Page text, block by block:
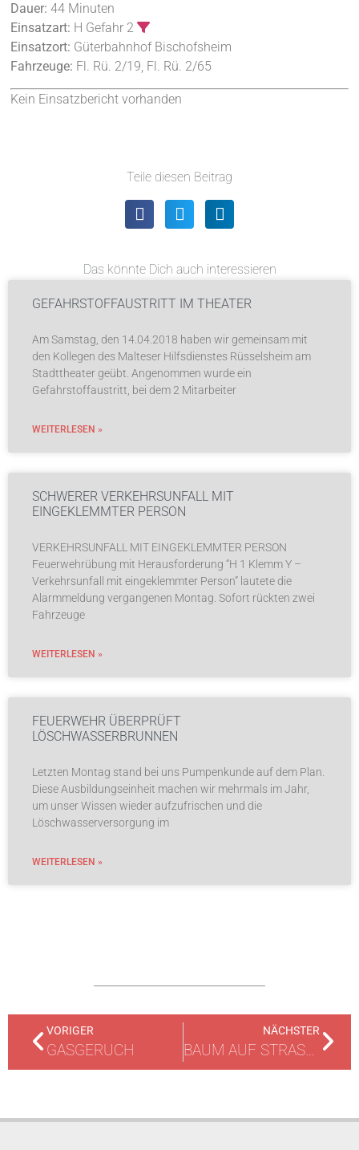
Dauer: 44 Minuten
Einsatzart: H Gefahr 2
Einsatzort: Güterbahnhof Bischofsheim
Fahrzeuge: Fl. Rü. 2/19, Fl. Rü. 2/65
Kein Einsatzbericht vorhanden
Teile diesen Beitrag
Das könnte Dich auch interessieren
GEFAHRSTOFFAUSTRITT IM THEATER
Am Samstag, den 14.04.2018 haben wir gemeinsam mit
den Kollegen des Malteser Hilfsdienstes Rüsselsheim am
Stadttheater geübt. Angenommen wurde ein
Gefahrstoffaustritt, bei dem 2 Mitarbeiter
WEITERLESEN »
SCHWERER VERKEHRSUNFALL MIT
EINGEKLEMMTER PERSON
VERKEHRSUNFALL MIT EINGEKLEMMTER PERSON
Feuerwehrübung mit Herausforderung “H 1 Klemm Y –
Verkehrsunfall mit eingeklemmter Person” lautete die
Alarmmeldung vergangenen Montag. Sofort rückten zwei
Fahrzeuge
WEITERLESEN »
FEUERWEHR ÜBERPRÜFT
LÖSCHWASSERBRUNNEN
Letzten Montag stand bei uns Pumpenkunde auf dem Plan.
Diese Ausbildungseinheit machen wir mehrmals im Jahr,
um unser Wissen wieder aufzufrischen und die
Löschwasserversorgung im
WEITERLESEN »
VORIGER
GASGERUCH
NÄCHSTER
BAUM AUF STRASSE